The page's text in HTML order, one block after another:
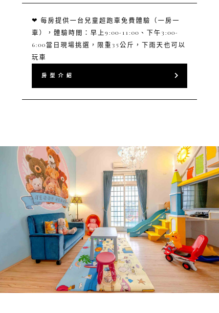
❤ 每房提供一台兒童超跑車免費體驗（一房一
車），體驗時間：早上9:00-11:00、下午3:00-
6:00當日現場挑選，限重35公斤，下雨天也可以
玩車
房 型 介 紹